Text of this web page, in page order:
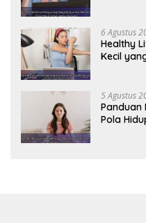
6 Agustus
Healthy
Kecil
5 Agustus
Panduan
Pola